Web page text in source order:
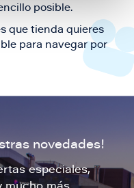
posible.
que tienda quieres
para navegar por
novedades!
especiales,